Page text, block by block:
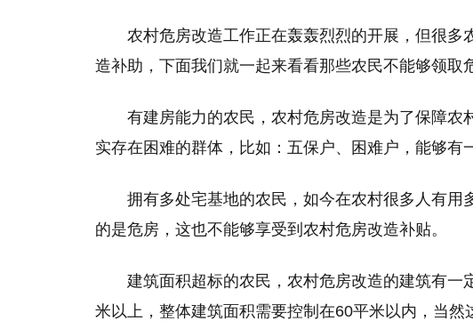
农村危房改造工作正在轰轰烈烈的开展，但很
造补助，下面我们就一起来看看那些农民不能够领取
有建房能力的农民，农村危房改造是为了保障
实存在困难的群体，比如：五保户、困难户，能够有
拥有多处宅基地的农民，如今在农村很多人有
的是危房，这也不能够享受到农村危房改造补贴。
建筑面积超标的农民，农村危房改造的建筑有
米以上，整体建筑面积需要控制在60平米以内，当